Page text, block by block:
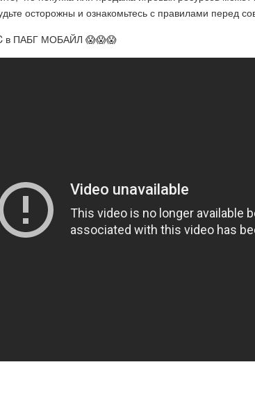
осторожны и ознакомьтесь с правилами перед
в ПАБГ МОБАЙЛ 😱😱😱